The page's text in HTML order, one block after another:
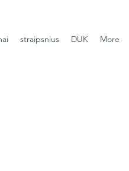
straipsnius DUK More